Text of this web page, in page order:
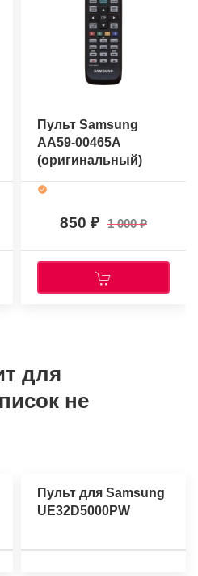
Пульт Samsung
AA59-00465A
(оригинальный)
850 1 000
для
не
Пульт для Samsung
UE32D5000PW